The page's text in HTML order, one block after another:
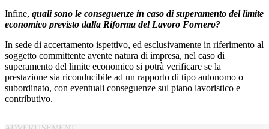
Infine, quali sono le conseguenze in caso di superamento del limite
economico previsto dalla Riforma del Lavoro Fornero?
In sede di accertamento ispettivo, ed esclusivamente in riferimento al
soggetto committente avente natura di impresa, nel caso di
superamento del limite economico si potrà verificare se la
prestazione sia riconducibile ad un rapporto di tipo autonomo o
subordinato, con eventuali conseguenze sul piano lavoristico e
contributivo.